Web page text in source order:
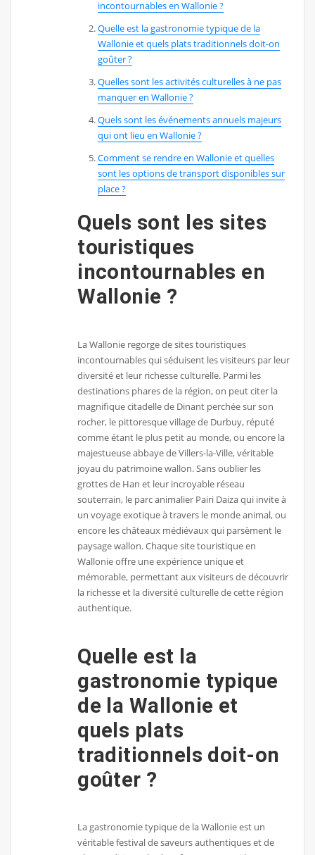
incontournables en Wallonie ?
Quelle est la gastronomie typique de la
Wallonie et quels plats traditionnels doit-on
goûter ?
Quelles sont les activités culturelles à ne pas
manquer en Wallonie ?
Quels sont les événements annuels majeurs
qui ont lieu en Wallonie ?
Comment se rendre en Wallonie et quelles
sont les options de transport disponibles sur
place ?
Quels sont les sites
touristiques
incontournables en
Wallonie ?
La Wallonie regorge de sites touristiques
incontournables qui séduisent les visiteurs par leur
diversité et leur richesse culturelle. Parmi les
destinations phares de la région, on peut citer la
magnifique citadelle de Dinant perchée sur son
rocher, le pittoresque village de Durbuy, réputé
comme étant le plus petit au monde, ou encore la
majestueuse abbaye de Villers-la-Ville, véritable
joyau du patrimoine wallon. Sans oublier les
grottes de Han et leur incroyable réseau
souterrain, le parc animalier Pairi Daiza qui invite à
un voyage exotique à travers le monde animal, ou
encore les châteaux médiévaux qui parsèment le
paysage wallon. Chaque site touristique en
Wallonie offre une expérience unique et
mémorable, permettant aux visiteurs de découvrir
la richesse et la diversité culturelle de cette région
authentique.
Quelle est la
gastronomie typique
de la Wallonie et
quels plats
traditionnels doit-on
goûter ?
La gastronomie typique de la Wallonie est un
véritable festival de saveurs authentiques et de